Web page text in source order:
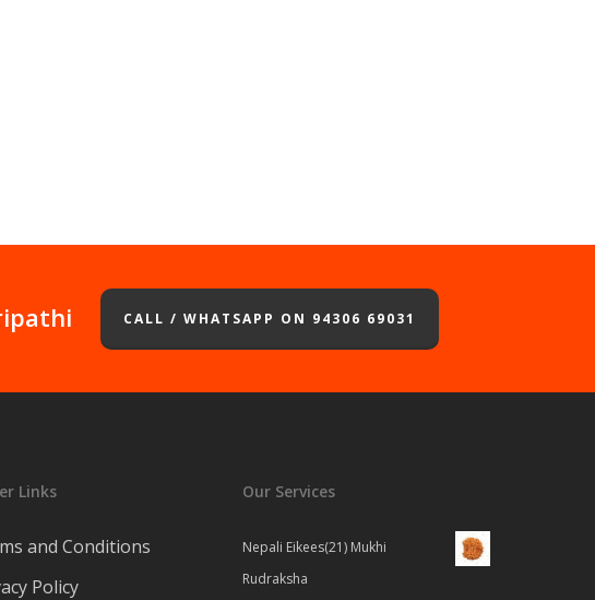
CALL / WHATSAPP ON 94306 69031
Links
and Conditions
Policy
Our Services
Nepali Eikees(21) Mukhi
Rudraksha